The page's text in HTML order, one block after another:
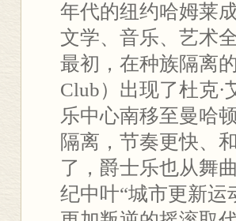
年代的纽约哈姆莱
文学、音乐、艺术
最初，在种族隔离
Club）出现了杜克
乐中心南移至曼哈
隔离，节奏更快、
了，爵士乐也从舞
纪中叶“城市更新运